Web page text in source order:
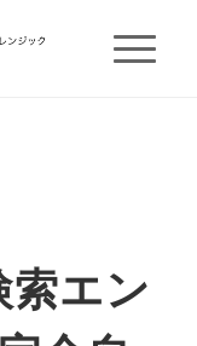
索エン